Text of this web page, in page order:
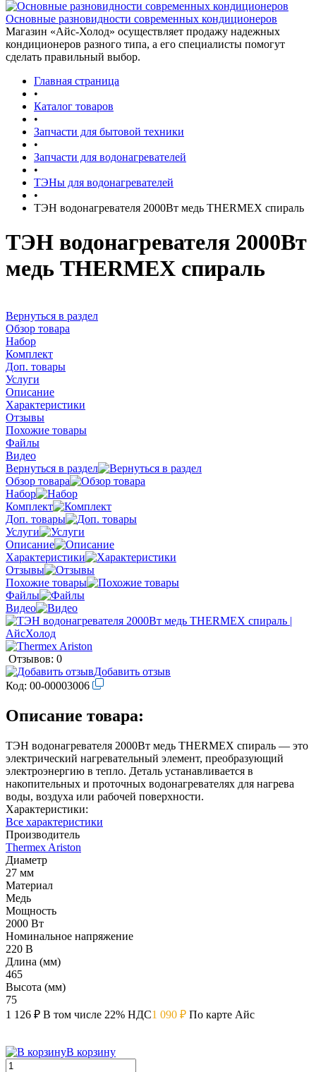
Основные разновидности современных кондиционеров
Магазин «Айс-Холод» осуществляет продажу надежных
кондиционеров разного типа, а его специалисты помогут
сделать правильный выбор.
Главная страница
•
Каталог товаров
•
Запчасти для бытовой техники
•
Запчасти для водонагревателей
•
ТЭНы для водонагревателей
•
ТЭН водонагревателя 2000Вт медь THERMEX спираль
ТЭН водонагревателя 2000Вт
медь THERMEX спираль
Вернуться в раздел
Обзор товара
Набор
Комплект
Доп. товары
Услуги
Описание
Характеристики
Отзывы
Похожие товары
Файлы
Видео
Вернуться в раздел
Обзор товара
Набор
Комплект
Доп. товары
Услуги
Описание
Характеристики
Отзывы
Похожие товары
Файлы
Видео
Отзывов: 0
Добавить отзыв
Код: 00-00003006
Описание товара:
ТЭН водонагревателя 2000Вт медь THERMEX спираль — это
электрический нагревательный элемент, преобразующий
электроэнергию в тепло. Деталь устанавливается в
накопительных и проточных водонагревателях для нагрева
воды, воздуха или рабочей поверхности.
Характеристики:
Все характеристики
Производитель
Thermex Ariston
Диаметр
27 мм
Материал
Медь
Мощность
2000 Вт
Номинальное напряжение
220 В
Длина (мм)
465
Высота (мм)
75
1 126 ₽ В том числе 22% НДС1 090 ₽ По карте Айс
В корзину